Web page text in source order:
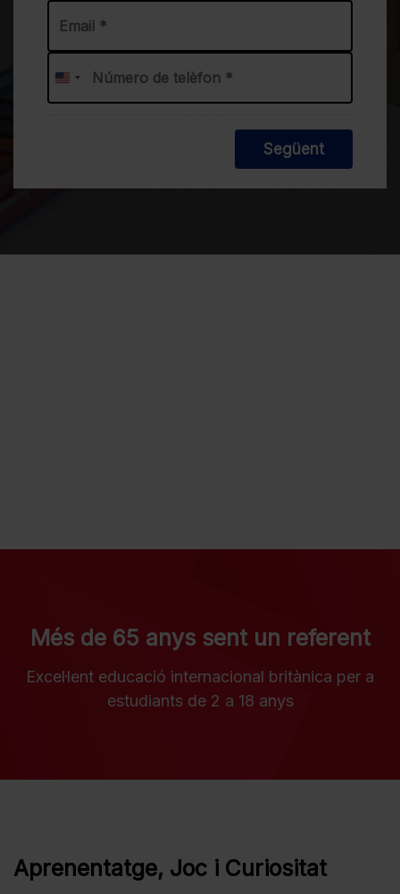
United
States
Més de 65 anys sent un referent
Excel·lent educació internacional britànica per a
estudiants de 2 a 18 anys
Aprenentatge, Joc i Curiositat